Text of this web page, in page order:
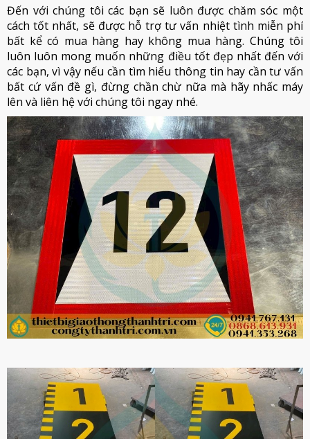
Đến với chúng tôi các bạn sẽ luôn được chăm sóc một
cách tốt nhất, sẽ được hỗ trợ tư vấn nhiệt tình miễn phí
bất kể có mua hàng hay không mua hàng. Chúng tôi
luôn luôn mong muốn những điều tốt đẹp nhất đến với
các bạn, vì vậy nếu cần tìm hiểu thông tin hay cần tư vấn
bất cứ vấn đề gì, đừng chần chừ nữa mà hãy nhấc máy
lên và liên hệ với chúng tôi ngay nhé.